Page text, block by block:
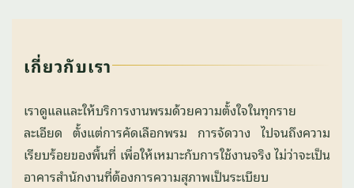
เกี่ยวกับเรา
เราดูแลและให้บริการงานพรมด้วยความตั้งใจในทุกราย
ละเอียด ตั้งแต่การคัดเลือกพรม การจัดวาง ไปจนถึงความ
เรียบร้อยของพื้นที่ เพื่อให้เหมาะกับการใช้งานจริง ไม่ว่าจะเป็น
อาคารสำนักงานที่ต้องการความสุภาพเป็นระเบียบ